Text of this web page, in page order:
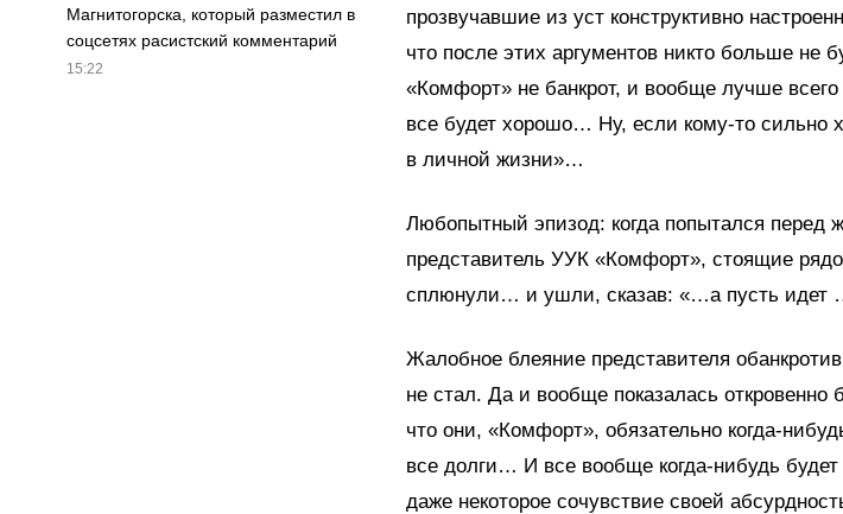
Магнитогорска, который разместил в
соцсетях расистский комментарий
15:22
прозвучавшие из уст конструктивно
что после этих аргументов никто больше не
«Комфорт» не банкрот, и вообще лучше всего
все будет хорошо… Ну, если кому-то сильно
в личной жизни»…
Любопытный эпизод: когда попытался перед
представитель УУК «Комфорт», стоящие
сплюнули… и ушли, сказав: «…а пусть
Жалобное блеяние представителя
не стал. Да и вообще показалась
что они, «Комфорт», обязательно когда-
все долги… И все вообще когда-нибудь
даже некоторое сочувствие своей